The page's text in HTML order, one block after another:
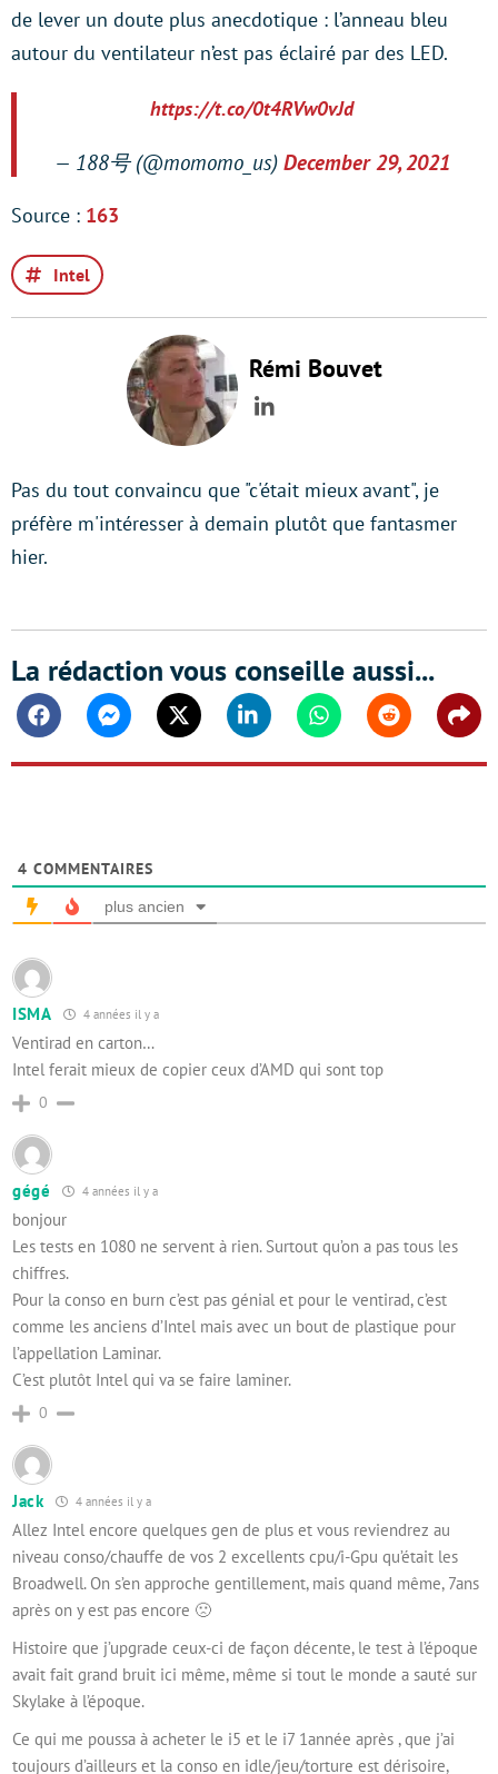
de lever un doute plus anecdotique : l’anneau bleu
autour du ventilateur n’est pas éclairé par des LED.
https://t.co/0t4RVw0vJd
— 188号 (@momomo_us) December 29, 2021
Source : 163
Intel
Rémi Bouvet
LinkedIn
Pas du tout convaincu que "c'était mieux avant", je
préfère m'intéresser à demain plutôt que fantasmer
hier.
La rédaction vous conseille aussi...
FacebookMessengerTwitter Linkedin WhatsappReddit
4 COMMENTAIRES
plus ancien
ISMA 4 années il y a
Ventirad en carton…
Intel ferait mieux de copier ceux d’AMD qui sont top
0
gégé 4 années il y a
bonjour
Les tests en 1080 ne servent à rien. Surtout qu’on a pas tous les
chiffres.
Pour la conso en burn c’est pas génial et pour le ventirad, c’est
comme les anciens d’Intel mais avec un bout de plastique pour
l’appellation Laminar.
C’est plutôt Intel qui va se faire laminer.
0
Jack 4 années il y a
Allez Intel encore quelques gen de plus et vous reviendrez au
niveau conso/chauffe de vos 2 excellents cpu/i-Gpu qu’était les
Broadwell. On s’en approche gentillement, mais quand même, 7ans
après on y est pas encore 🙁
Histoire que j’upgrade ceux-ci de façon décente, le test à l’époque
avait fait grand bruit ici même, même si tout le monde a sauté sur
Skylake à l’époque.
Ce qui me poussa à acheter le i5 et le i7 1année après , que j’ai
toujours d’ailleurs et la conso en idle/jeu/torture est dérisoire,